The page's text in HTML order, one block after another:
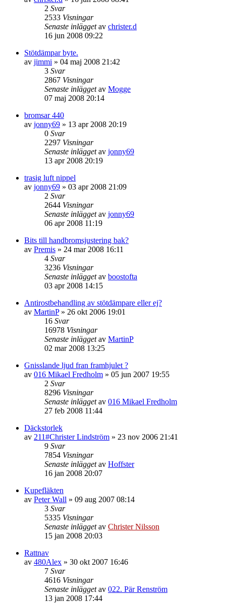
2 Svar
2533 Visningar
Senaste inläggetav christer.d
16 jun 2008 09:22
Stötdämpar byte.
av jimmi » 04 maj 2008 21:42
3 Svar
2867 Visningar
Senaste inläggetav Mogge
07 maj 2008 20:14
bromsar 440
av jonny69 » 13 apr 2008 20:19
0 Svar
2297 Visningar
Senaste inläggetav jonny69
13 apr 2008 20:19
trasig luft nippel
av jonny69 » 03 apr 2008 21:09
2 Svar
2644 Visningar
Senaste inläggetav jonny69
06 apr 2008 11:19
Bits till handbromsjustering bak?
av Premis » 24 mar 2008 16:11
4 Svar
3236 Visningar
Senaste inläggetav boostofta
03 apr 2008 14:15
Antirostbehandling av stötdämpare eller ej?
av MartinP» 26 okt 2006 19:01
16 Svar
16978 Visningar
Senaste inläggetav MartinP
02 mar 2008 13:25
Gnisslande ljud fran framhjulet ?
av 016 Mikael Fredholm » 05 jun 2007 19:55
2 Svar
8296 Visningar
Senaste inläggetav 016 Mikael Fredholm
27 feb 2008 11:44
Däckstorlek
av 211#Christer Lindström » 23 nov 2006 21:41
9 Svar
7854 Visningar
Senaste inläggetav Hoffster
16 jan 2008 20:07
Kupefläkten
av Peter Wall » 09 aug 2007 08:14
3 Svar
5335 Visningar
Senaste inläggetav Christer Nilsson
15 jan 2008 20:03
Rattnav
av 480Alex » 30 okt 2007 16:46
7 Svar
4616 Visningar
Senaste inläggetav 022. Pär Renström
13 jan 2008 17:44